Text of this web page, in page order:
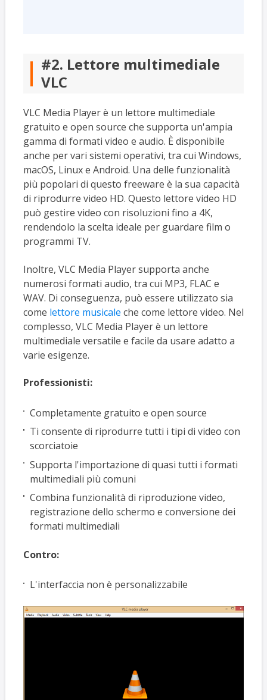
#2. Lettore multimediale
VLC
VLC Media Player è un lettore multimediale
gratuito e open source che supporta un'ampia
gamma di formati video e audio. È disponibile
anche per vari sistemi operativi, tra cui Windows,
macOS, Linux e Android. Una delle funzionalità
più popolari di questo freeware è la sua capacità
di riprodurre video HD. Questo lettore video HD
può gestire video con risoluzioni fino a 4K,
rendendolo la scelta ideale per guardare film o
programmi TV.
Inoltre, VLC Media Player supporta anche
numerosi formati audio, tra cui MP3, FLAC e
WAV. Di conseguenza, può essere utilizzato sia
come lettore musicale che come lettore video. Nel
complesso, VLC Media Player è un lettore
multimediale versatile e facile da usare adatto a
varie esigenze.
Professionisti:
Completamente gratuito e open source
Ti consente di riprodurre tutti i tipi di video con
scorciatoie
Supporta l'importazione di quasi tutti i formati
multimediali più comuni
Combina funzionalità di riproduzione video,
registrazione dello schermo e conversione dei
formati multimediali
Contro:
L'interfaccia non è personalizzabile